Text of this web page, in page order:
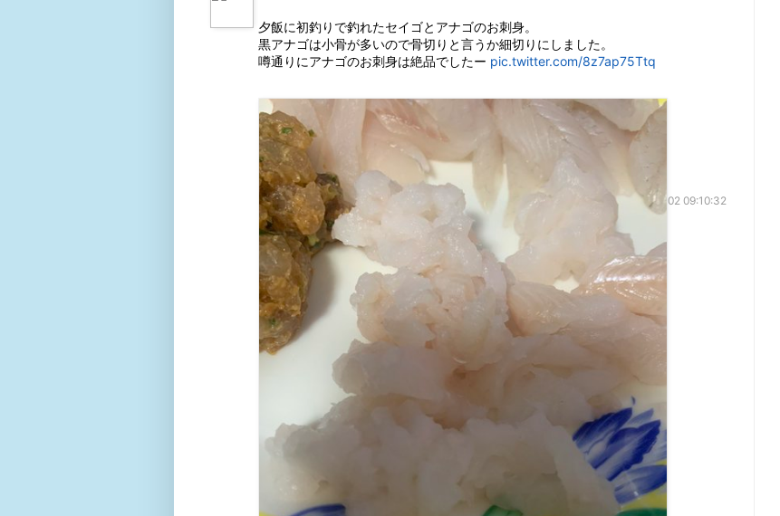
2020-01-02 09:10:32
夕飯に初釣りで釣れたセイゴとアナゴのお刺身。
黒アナゴは小骨が多いので骨切りと言うか細切りにしました。
噂通りにアナゴのお刺身は絶品でしたー pic.twitter.com/8z7ap75Ttq